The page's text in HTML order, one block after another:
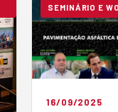
SEMINÁRIO E
16/09/2025